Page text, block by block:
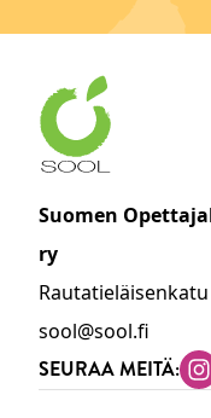
Suomen
ry
sool@sool.fi
SEURAA MEITÄ: